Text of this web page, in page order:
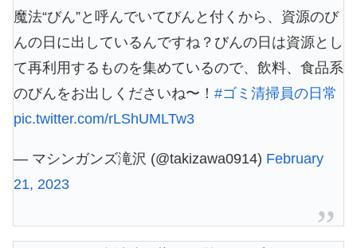
魔法“びん”と呼んでいてびんと付くから、資源のび
んの日に出しているんですね？びんの日は資源とし
て再利用するものを集めているので、飲料、食品系
のびんをお出しくださいね〜！ #ゴミ清掃員の日常
pic.twitter.com/rLShUMLTw3
— マシンガンズ滝沢 (@takizawa0914) February
21, 2023